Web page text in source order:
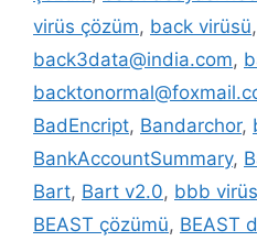
virüs çözüm, back virüsü,
back3data@india.com,
BadEncript, Bandarchor,
BankAccountSummary,
Bart, Bart v2.0, bbb virüs
BEAST çözümü, BEAST